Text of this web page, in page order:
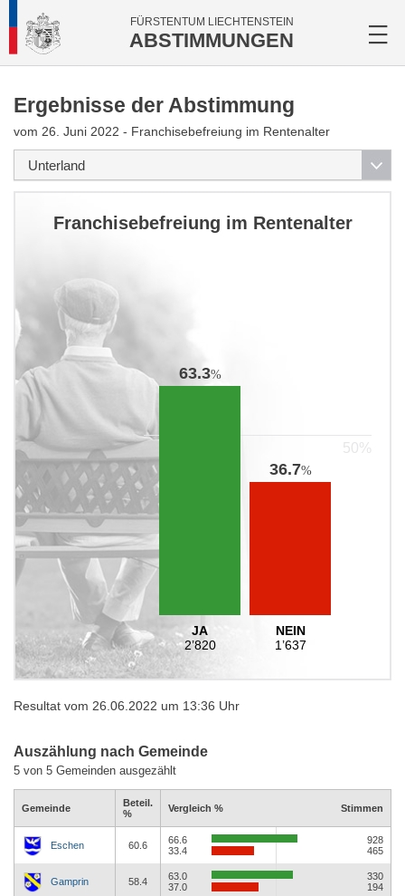
FÜRSTENTUM LIECHTENSTEIN
ABSTIMMUNGEN
Ergebnisse der Abstimmung
vom 26. Juni 2022 - Franchisebefreiung im Rentenalter
Franchisebefreiung im Rentenalter
63.3%
JA
2’820
36.7%
NEIN
1’637
Resultat vom 26.06.2022 um 13:36 Uhr
Auszählung nach Gemeinde
5 von 5 Gemeinden ausgezählt
Gemeinde
Beteil.
%
Vergleich % Stimmen
Eschen 60.6
66.6
33.4
928
465
Gamprin 58.4
63.0
37.0
330
194